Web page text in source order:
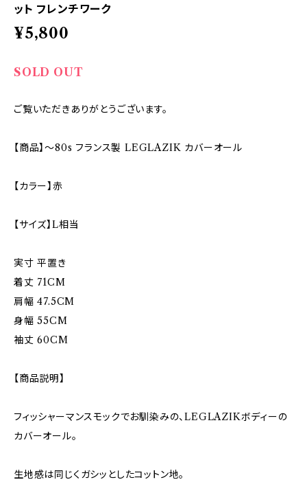
ット フレンチワーク
¥5,800
SOLD OUT
ご覧いただきありがとうございます。
【商品】〜80s フランス製 LEGLAZIK カバーオール
【カラー】赤
【サイズ】L相当
実寸 平置き
着丈 71CM
肩幅 47.5CM
身幅 55CM
袖丈 60CM
【商品説明】
フィッシャーマンスモックでお馴染みの、LEGLAZIKボディーの
カバーオール。
生地感は同じくガシッとしたコットン地。